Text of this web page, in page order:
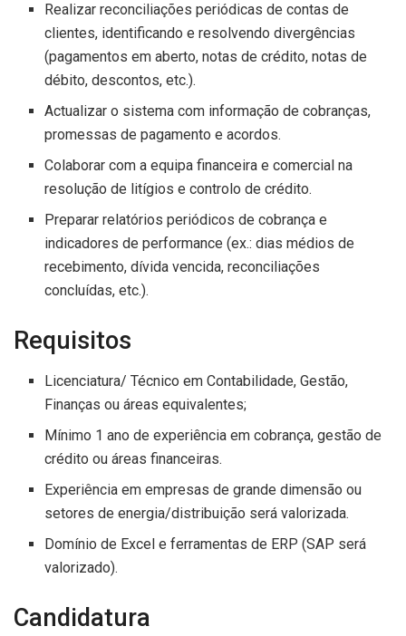
Realizar reconciliações periódicas de contas de
clientes, identificando e resolvendo divergências
(pagamentos em aberto, notas de crédito, notas de
débito, descontos, etc.).
Actualizar o sistema com informação de cobranças,
promessas de pagamento e acordos.
Colaborar com a equipa financeira e comercial na
resolução de litígios e controlo de crédito.
Preparar relatórios periódicos de cobrança e
indicadores de performance (ex.: dias médios de
recebimento, dívida vencida, reconciliações
concluídas, etc.).
Requisitos
Licenciatura/ Técnico em Contabilidade, Gestão,
Finanças ou áreas equivalentes;
Mínimo 1 ano de experiência em cobrança, gestão de
crédito ou áreas financeiras.
Experiência em empresas de grande dimensão ou
setores de energia/distribuição será valorizada.
Domínio de Excel e ferramentas de ERP (SAP será
valorizado).
Candidatura